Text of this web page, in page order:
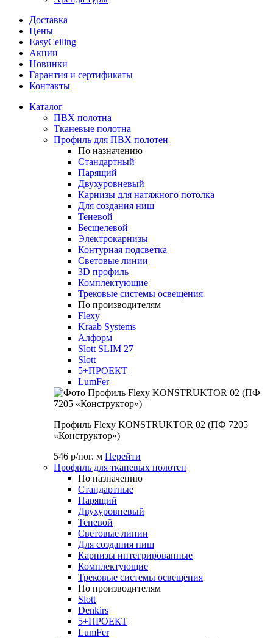
Доставка
Цены
EasyCeiling
Акции
Новинки
Гарантия и сертификаты
Контакты
Каталог
ПВХ полотна
Тканевые полотна
Профиль для ПВХ полотен
По назначению
Стандартный
Парящий
Двухуровневый
Карнизы для натяжного потолка
Для создания ниш
Теневой
Бесщелевой
Электрокарнизы
Контурная подсветка
Световые линии
3D профиль
Комплектующие
Трековые системы освещения
По производителям
Flexy
Kraab Systems
Алформ
Slott SLIM 27
Slott
5+ПРОЕКТ
LumFer
Профиль Flexy KONSTRUKTOR 02 (ПФ 7205
«Конструктор»)
546 р/пог. м Перейти
Профиль для тканевых полотен
По назначению
Стандартные
Парящий
Двухуровневый
Теневой
Световые линии
Для создания ниш
Карнизы интегрированные
Комплектующие
Трековые системы освещения
По производителям
Slott
Denkirs
5+ПРОЕКТ
LumFer